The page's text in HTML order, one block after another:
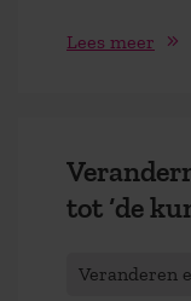
Lees meer
tot ‘de
Veranderen